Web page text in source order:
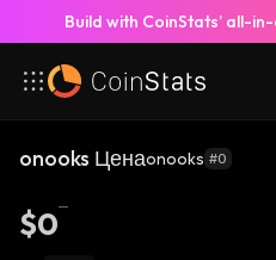
Build with CoinStats’ all-
onooks Ценаonooks #0
$0